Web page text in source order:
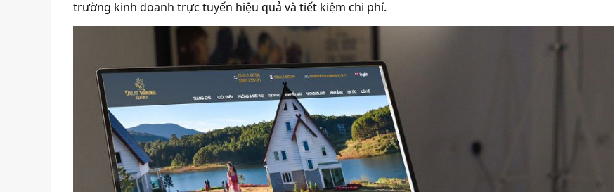
trường kinh doanh trực tuyến hiệu quả và tiết kiệm chi phí.